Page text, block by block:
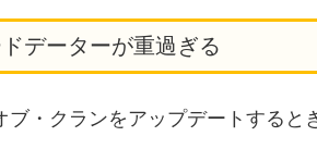
データーが重過ぎる
ブ・クランをアップデートする